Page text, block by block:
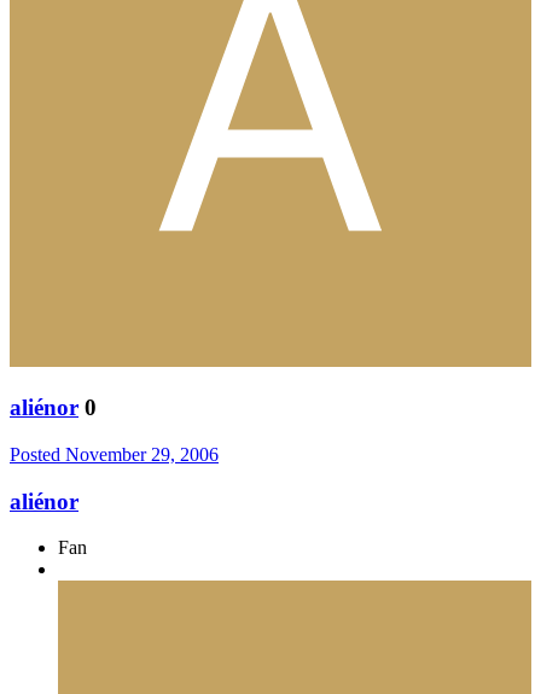
aliénor 0
Posted November 29, 2006
aliénor
Fan